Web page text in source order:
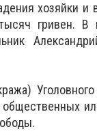
хозяйки и
гривен. В
Уголовного